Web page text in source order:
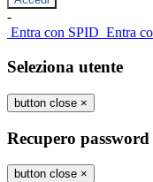
-
Entra con SPID Entra
Seleziona utente
button close ×
Recupero password
button close ×